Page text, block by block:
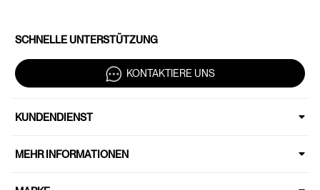
SCHNELLE UNTERSTÜTZUNG
KONTAKTIERE UNS
KUNDENDIENST
MEHR INFORMATIONEN